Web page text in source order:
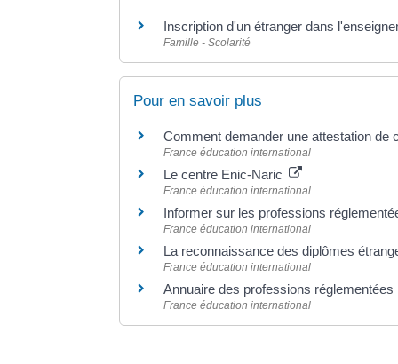
Inscription d'un étranger dans
Famille - Scolarité
Pour en savoir plus
Comment demander une attestation de
France éducation international
Le centre Enic-Naric
France éducation international
Informer sur les professions
France éducation international
La reconnaissance des diplômes
France éducation international
Annuaire des professions réglementées
France éducation international